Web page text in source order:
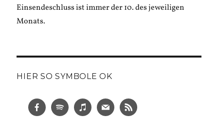
Einsendeschluss ist immer der 10. des jeweiligen
Monats.
HIER SO SYMBOLE OK